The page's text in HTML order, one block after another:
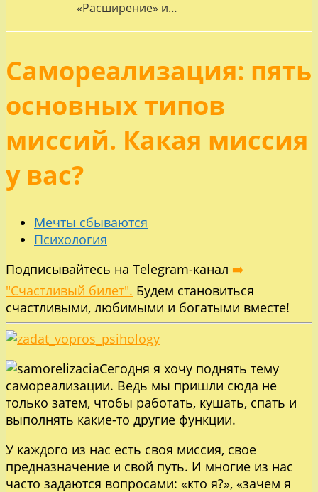
«Расширение» и…
Самореализация: пять
основных типов
миссий. Какая миссия
у вас?
Мечты сбываются
Психология
Подписывайтесь на Telegram-канал ➡️
"Счастливый билет". Будем становиться
счастливыми, любимыми и богатыми вместе!
Сегодня я хочу поднять тему
самореализации. Ведь мы пришли сюда не
только затем, чтобы работать, кушать, спать и
выполнять какие-то другие функции.
У каждого из нас есть своя миссия, свое
предназначение и свой путь. И многие из нас
часто задаются вопросами: «кто я?», «зачем я